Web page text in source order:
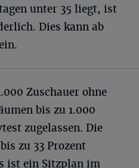
unter 35 liegt, ist
Dies kann ab
Zuschauer ohne
bis zu 1.000
zugelassen. Die
zu 33 Prozent
ist ein Sitzplan im